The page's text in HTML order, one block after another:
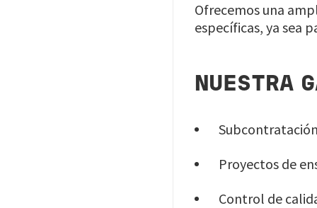
Ofrecemos una
específicas, ya sea
NUESTRA
Proyectos de
Control de